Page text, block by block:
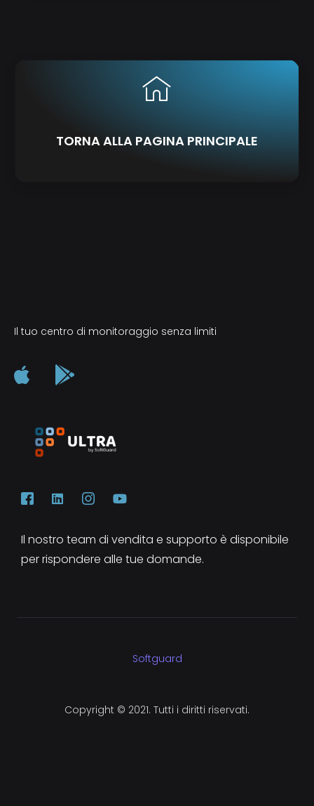
TORNA ALLA PAGINA PRINCIPALE
Il tuo centro di monitoraggio senza limiti
Il nostro team di vendita e supporto è disponibile
per rispondere alle tue domande.
Softguard
Copyright © 2021. Tutti i diritti riservati.